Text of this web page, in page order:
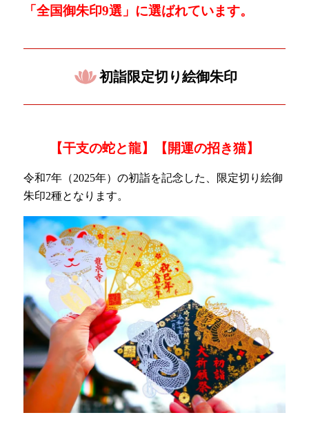
「全国御朱印9選」に選ばれています。
初詣限定切り絵御朱印
【干支の蛇と龍】【開運の招き猫】
令和7年（2025年）の初詣を記念した、限定切り絵御
朱印2種となります。